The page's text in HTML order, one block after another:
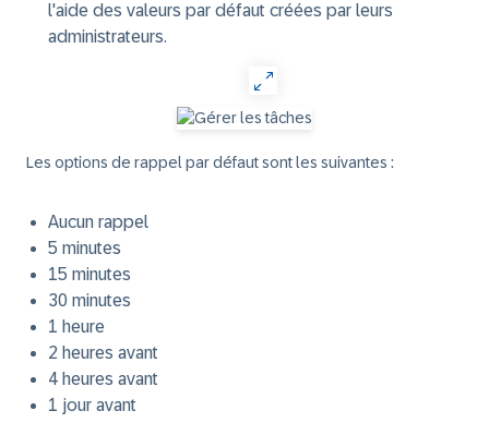
l'aide des valeurs par défaut créées par leurs
administrateurs.
Les options de rappel par défaut sont les suivantes :
Aucun rappel
5 minutes
15 minutes
30 minutes
1 heure
2 heures avant
4 heures avant
1 jour avant